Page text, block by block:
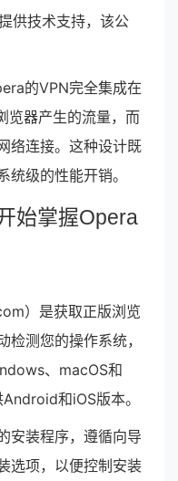
供技术支持，该公
的VPN完全集成在
览器产生的流量，而
络连接。这种设计既
级的性能开销。
始掌握Opera
）是获取正版浏览
测您的操作系统，
、macOS和
和iOS版本。
安装程序，遵循向导
选项，以便控制安装